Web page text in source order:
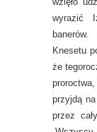
wyrazić
Knesetu
że
przyjdą
przez